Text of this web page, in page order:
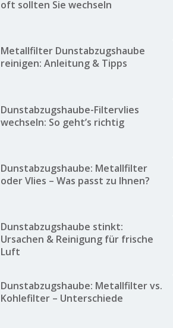
oft sollten Sie wechseln
Metallfilter Dunstabzugshaube
reinigen: Anleitung & Tipps
Dunstabzugshaube-Filtervlies
wechseln: So geht’s richtig
Dunstabzugshaube: Metallfilter
oder Vlies – Was passt zu Ihnen?
Dunstabzugshaube stinkt:
Ursachen & Reinigung für frische
Luft
Dunstabzugshaube: Metallfilter vs.
Kohlefilter – Unterschiede